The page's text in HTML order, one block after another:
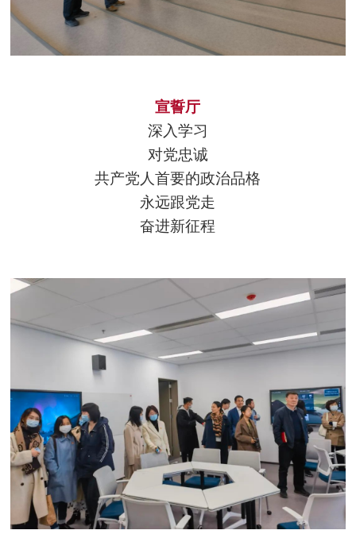
宣誓厅
深入学习
对党忠诚
共产党人首要的政治品格
永远跟党走
奋进新征程